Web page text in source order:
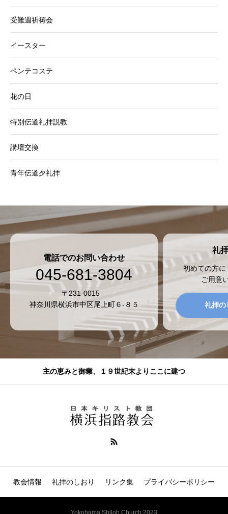
受難週祈祷会
イースター
ペンテコステ
花の日
特別伝道礼拝説教
講壇交換
青年伝道夕礼拝
電話でのお問い合わせ
045-681-3804
〒231-0015
神奈川県横浜市中区尾上町６-８５
礼
初めての方
ご用意
礼拝の
主の恵みと御業、１９世紀末よりここに建つ
教会情報 礼拝のしおり リンク集 プライバシーポリシー
Yokohama Shiloh Church 2023